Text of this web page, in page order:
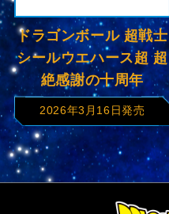
ドラゴンボール 超戦士
シールウエハース超 超
絶感謝の十周年
2026年3月16日発売